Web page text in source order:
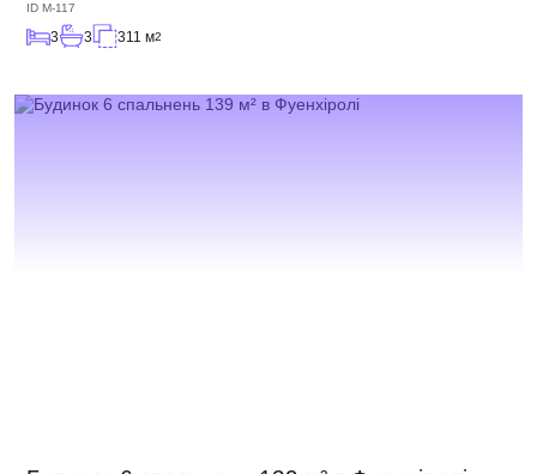
ID M-117
3 3 311 м2